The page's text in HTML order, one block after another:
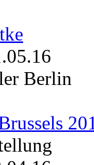
Berlin